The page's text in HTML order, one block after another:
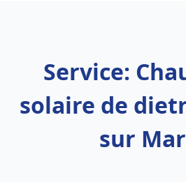
Service:
solaire de
sur